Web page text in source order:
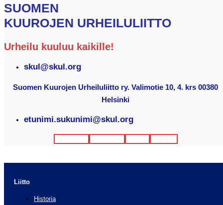
SUOMEN
KUUROJEN URHEILULIITTO
Urheilu kuuluu kaikille!
skul@skul.org
Suomen Kuurojen Urheiluliitto ry. Valimotie 10, 4. krs 00380
Helsinki
etunimi.sukunimi@skul.org
Liitto
Historia